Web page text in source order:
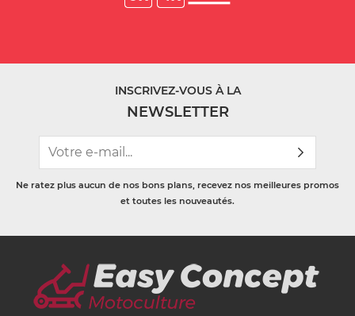
INSCRIVEZ-VOUS À LA
NEWSLETTER
Ne ratez plus aucun de nos bons plans, recevez nos meilleures promos
et toutes les nouveautés.